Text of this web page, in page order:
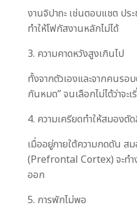
งานจิปาถะ เช่นตอบแชต ปร
ทำให้โฟกัสงานหลักไม่ได้
3. ความคาดหวังสูงเกินไป
ทั้งจากตัวเองและจากคนรอ
กันหมด” จนเลือกไม่ได้ว่าจะเ
4. ความเครียดทำให้สมองตั
เมื่ออยู่ภายใต้ความกดดัน ส
(Prefrontal Cortex) จะทำ
ออก
5. การพักไม่พอ